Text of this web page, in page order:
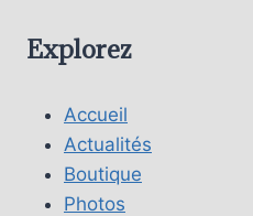
Explorez
Accueil
Actualités
Boutique
Photos